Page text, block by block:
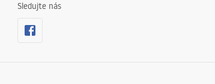
Sledujte nás